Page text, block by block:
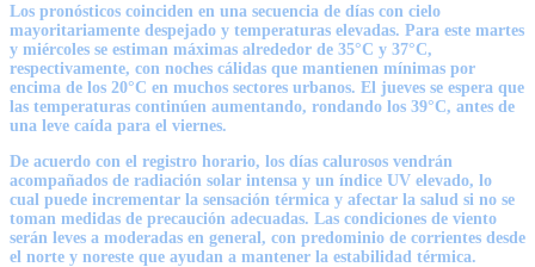
Los pronósticos coinciden en una secuencia de días con cielo
mayoritariamente despejado y temperaturas elevadas. Para este martes
y miércoles se estiman máximas alrededor de 35°C y 37°C,
respectivamente, con noches cálidas que mantienen mínimas por
encima de los 20°C en muchos sectores urbanos. El jueves se espera que
las temperaturas continúen aumentando, rondando los 39°C, antes de
una leve caída para el viernes.
De acuerdo con el registro horario, los días calurosos vendrán
acompañados de radiación solar intensa y un índice UV elevado, lo
cual puede incrementar la sensación térmica y afectar la salud si no se
toman medidas de precaución adecuadas. Las condiciones de viento
serán leves a moderadas en general, con predominio de corrientes desde
el norte y noreste que ayudan a mantener la estabilidad térmica.